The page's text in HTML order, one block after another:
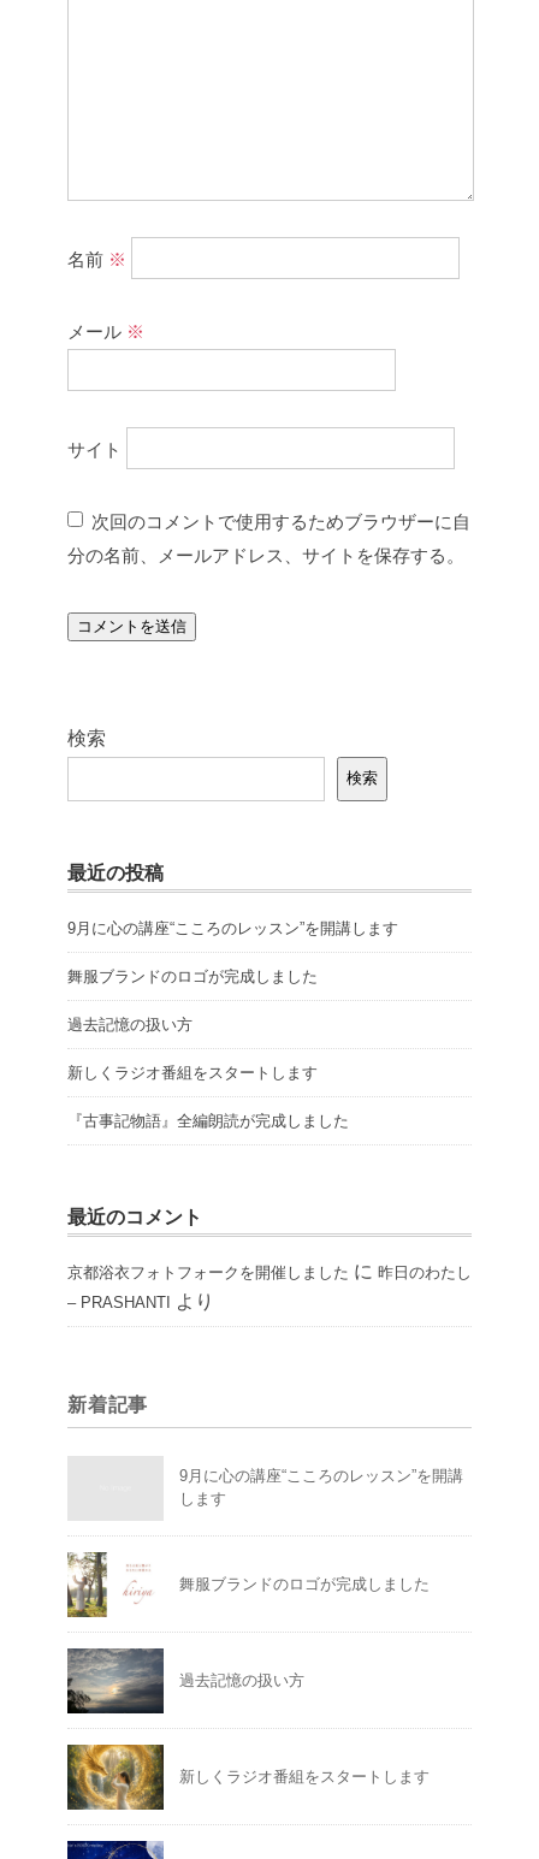
名前 ※
メール ※
サイト
次回のコメントで使用するためブラウザーに自
分の名前、メールアドレス、サイトを保存する。
検索
検索
最近の投稿
9月に心の講座“こころのレッスン”を開講します
舞服ブランドのロゴが完成しました
過去記憶の扱い方
新しくラジオ番組をスタートします
『古事記物語』全編朗読が完成しました
最近のコメント
京都浴衣フォトフォークを開催しました に 昨日のわたし
– PRASHANTI
より
新着記事
9月に心の講座“こころのレッスン”を開講
します
舞服ブランドのロゴが完成しました
過去記憶の扱い方
新しくラジオ番組をスタートします